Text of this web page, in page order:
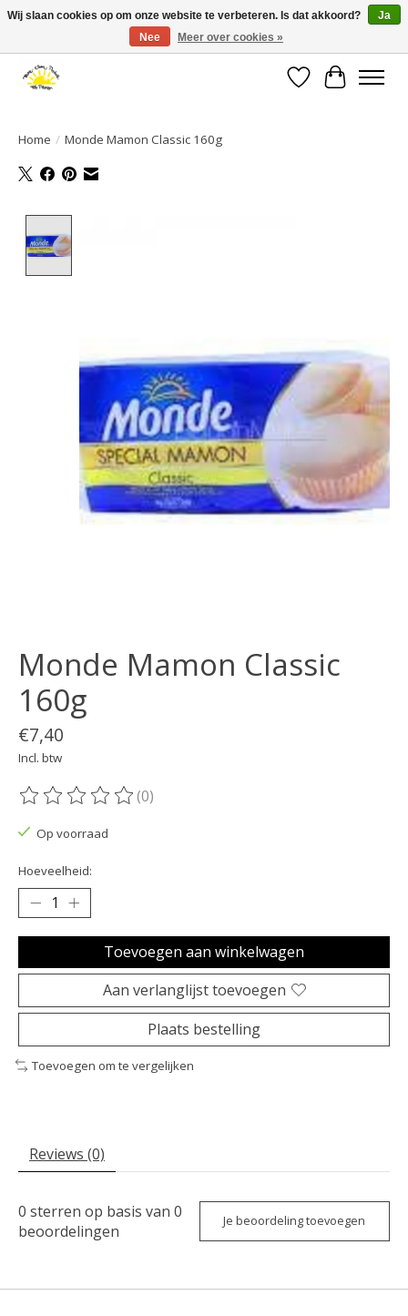
Large selection of products and fast shipping!
Verlanglijst
Home / Monde Mamon Classic 160g
Monde Mamon Classic
160g
€7,40
Incl. btw
De beoordeling van dit product is
(0)
Op voorraad
Hoeveelheid:
Toevoegen aan winkelwagen
Aan verlanglijst toevoegen
Plaats bestelling
Toevoegen om te vergelijken
Reviews (0)
0 sterren op basis van 0
beoordelingen
Je beoordeling toevoegen
Wij slaan cookies op om onze website te verbeteren. Is dat akkoord?
Ja
Nee
Meer over cookies »